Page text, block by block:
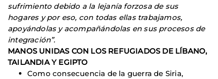
sufrimiento debido a la lejanía forzosa de sus
hogares y por eso, con todas ellas trabajamos,
apoyándolas y acompañándolas en sus procesos de
integración”.
MANOS UNIDAS CON LOS REFUGIADOS DE LÍBANO,
TAILANDIA Y EGIPTO
Como consecuencia de la guerra de Siria,